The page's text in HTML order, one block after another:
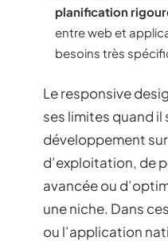
planification
entre web et
besoins très
Le responsive
ses limites quand il
développement
d’exploitation, de
avancée ou
une niche. Dans
ou l’application